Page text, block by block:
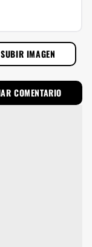
SUBIR IMAGEN